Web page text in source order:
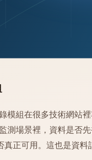
模組在很多技術網站
測場景裡，資料是否
真正可用。這也是資料